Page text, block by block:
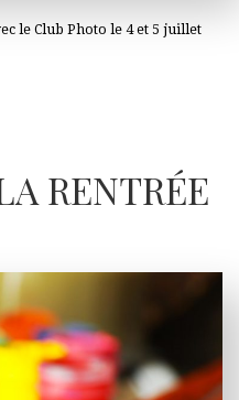
le Club Photo le 4 et 5 juillet
RENTRÉE